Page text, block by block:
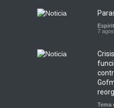
7
Tema